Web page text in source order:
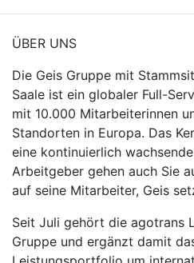
ÜBER UNS
Die Geis Gruppe mit
Saale ist ein globaler Full-
mit 10.000 Mitarbeiterinnen
Standorten in Europa. Das
eine kontinuierlich
Arbeitgeber gehen auch Sie
auf seine Mitarbeiter, Geis
Seit Juli gehört die agotrans
Gruppe und ergänzt damit